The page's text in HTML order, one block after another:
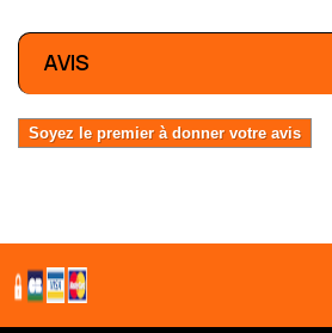
AVIS
Soyez le premier à donner votre avis